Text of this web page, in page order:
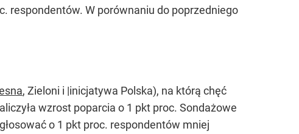
respondentów. W porównaniu do poprzedniego
, Zieloni i |inicjatywa Polska), na którą chęć
wzrost poparcia o 1 pkt proc. Sondażowe
o 1 pkt proc. respondentów mniej